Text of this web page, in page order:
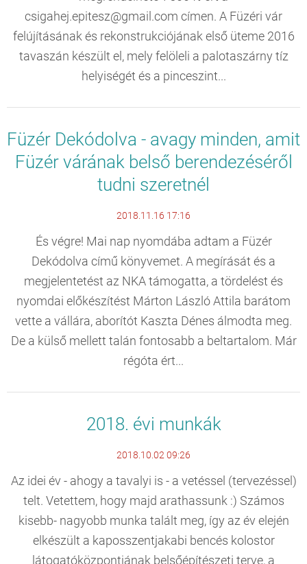
csigahej.epitesz@gmail.com címen. A Füzéri vár
felújításának és rekonstrukciójának első üteme 2016
tavaszán készült el, mely felöleli a palotaszárny tíz
helyiségét és a pinceszint...
Füzér Dekódolva - avagy minden, amit
Füzér várának belső berendezéséről
tudni szeretnél
2018.11.16 17:16
És végre! Mai nap nyomdába adtam a Füzér
Dekódolva című könyvemet. A megírását és a
megjelentetést az NKA támogatta, a tördelést és
nyomdai előkészítést Márton László Attila barátom
vette a vállára, aborítót Kaszta Dénes álmodta meg.
De a külső mellett talán fontosabb a beltartalom. Már
régóta ért...
2018. évi munkák
2018.10.02 09:26
Az idei év - ahogy a tavalyi is - a vetéssel (tervezéssel)
telt. Vetettem, hogy majd arathassunk :) Számos
kisebb- nagyobb munka talált meg, így az év elején
elkészült a kaposszentjakabi bencés kolostor
látogatóközpontjának belsőépítészeti terve, a